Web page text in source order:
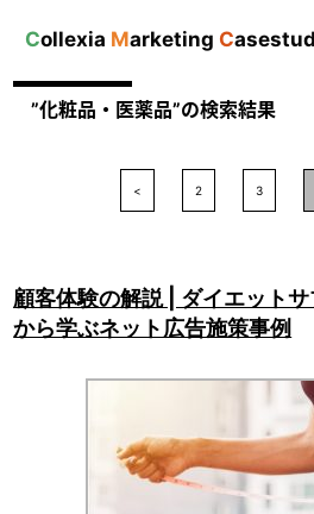
Collexia Marketing C
”化粧品・医薬品”の検索結果
< 2 3
顧客体験の解説 | ダイエットサ
から学ぶネット広告施策事例